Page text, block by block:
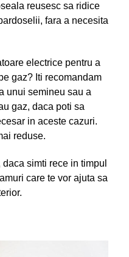
reusesc sa ridice
fara a necesita
electrice pentru a
gaz? Iti recomandam
unui semineu sau a
gaz, daca poti sa
in aceste cazuri.
reduse.
simti rece in timpul
care te vor ajuta sa